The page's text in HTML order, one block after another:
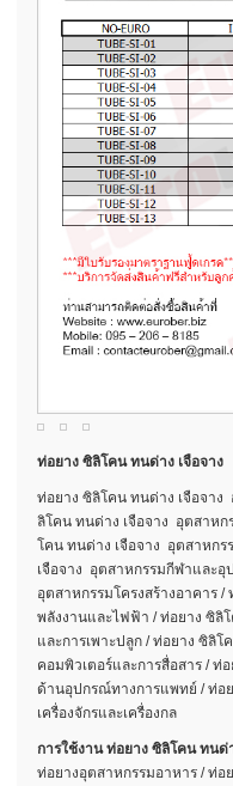
ท่อยาง ซิลิโคน ทนด่าง เจือจา
ท่อยาง ซิลิโคน ทนด่าง เจือจาง
ลิโคน ทนด่าง เจือจาง อุตสาห
โคน ทนด่าง เจือจาง อุตสาหก
เจือจาง อุตสาหกรรมกีฬาและ
อุตสาหกรรมโครงสร้างอาคาร
พลังงานและไฟฟ้า / ท่อยาง ซิลิ
และการเพาะปลูก / ท่อยาง ซิลิ
คอมพิวเตอร์และการสื่อสาร / ท่
ด้านอุปกรณ์ทางการแพทย์ / ท่อ
เครื่องจักรและเครื่องกล
การใช้งาน ท่อยาง ซิลิโคน ทนด่
ท่อยางอุตสาหกรรมอาหาร / ท่อ